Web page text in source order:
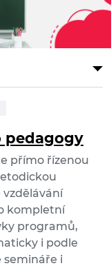
pedagogy
přímo řízenou
kompletní
programů,
i podle
semináře i